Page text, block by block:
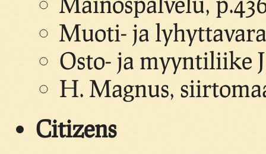
Muoti- ja
Osto- ja myyntiliike
H. Magnus,
Citizens